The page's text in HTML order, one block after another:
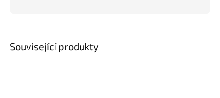
Související produkty